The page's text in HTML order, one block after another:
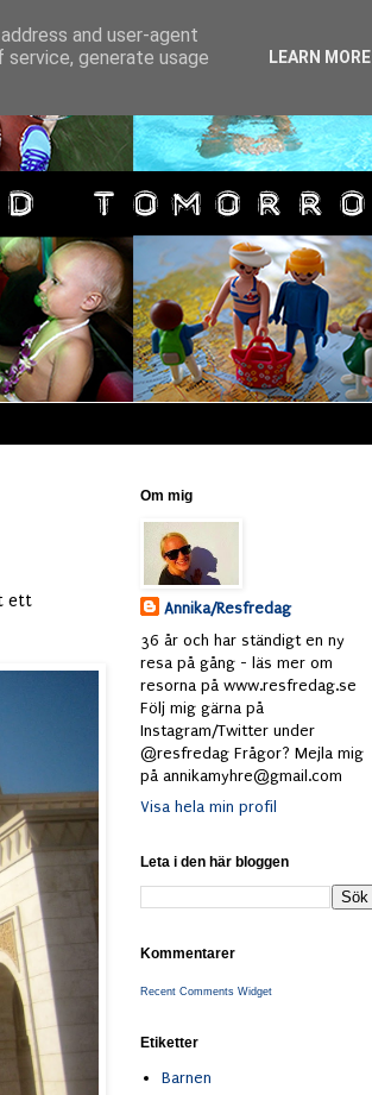
ett
Om mig
Annika/Resfredag
36 år och har ständigt en ny
resa på gång - läs mer om
resorna på www.resfredag.se
Följ mig gärna på
Instagram/Twitter under
@resfredag Frågor? Mejla mig
på annikamyhre@gmail.com
Visa hela min profil
Leta i den här bloggen
Kommentarer
Recent Comments Widget
Etiketter
Barnen
and user-agent
generate usage
LEARN MORE